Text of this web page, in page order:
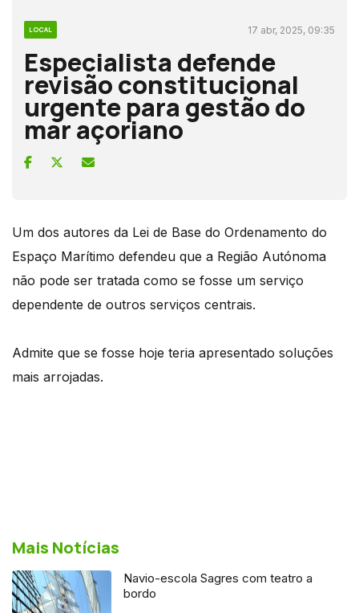
LOCAL 17 abr, 2025, 09:35
Especialista defende
revisão constitucional
urgente para gestão do
mar açoriano
Um dos autores da Lei de Base do Ordenamento do
Espaço Marítimo defendeu que a Região Autónoma
não pode ser tratada como se fosse um serviço
dependente de outros serviços centrais.
Admite que se fosse hoje teria apresentado soluções
mais arrojadas.
Mais Notícias
Navio-escola Sagres com teatro a
bordo